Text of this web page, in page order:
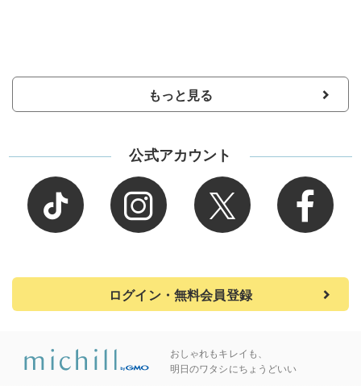
もっと見る
公式アカウント
ログイン・無料会員登録
おしゃれもキレイも、
明日のワタシにちょうどいい